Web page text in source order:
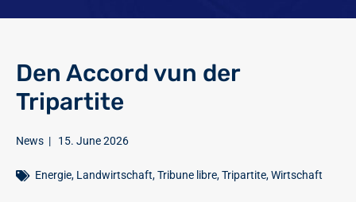
Den Accord vun der
Tripartite
News | 15. June 2026
Energie, Landwirtschaft,Tribune libre,Tripartite,Wirtschaft